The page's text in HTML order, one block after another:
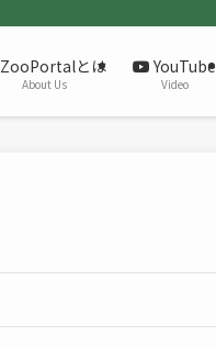
ZooPortalとは
About Us
YouTube
Video